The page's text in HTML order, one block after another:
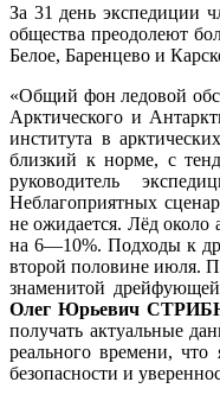
За 31 день экспедиции
общества преодолеют
Белое, Баренцево и
«Общий фон ледовой
Арктического и
института в
близкий к норме, с
руководитель
Неблагоприятных
не ожидается. Лёд
на 6—10%. Подходы к
второй половине июля.
знаменитой
Олег Юрьевич
получать актуальные
реального времени, что
безопасности и